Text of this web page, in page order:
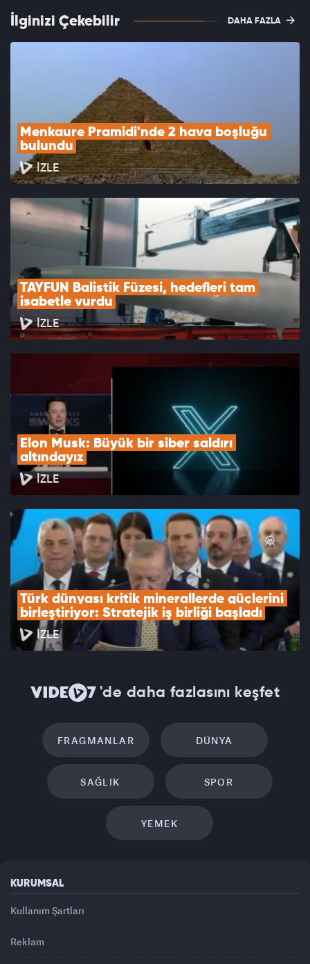
İlginizi Çekebilir DAHA FAZLA
Menkaure Pramidi'nde 2 hava boşluğu
bulundu
İZLE
TAYFUN Balistik Füzesi, hedefleri tam
isabetle vurdu
İZLE
Elon Musk: Büyük bir siber saldırı
altındayız
İZLE
Türk dünyası kritik minerallerde güçlerini
birleştiriyor: Stratejik iş birliği başladı
İZLE
'de daha fazlasını keşfet
FRAGMANLAR DÜNYA
SAĞLIK SPOR
YEMEK
KURUMSAL
Kullanım Şartları
Reklam